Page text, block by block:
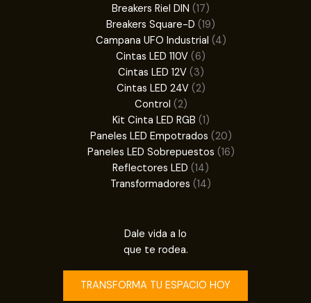
Breakers Riel DIN 1717
productos
Breakers Square-D 1919
productos
Campana UFO Industrial 44
Cintas LED 110V 66
productos
Cintas LED 12V 33
productos
Cintas LED 24V 22
Control 22
productos
Kit Cinta LED RGB 11
producto
Paneles LED Empotrados 2020
productos
Paneles LED Sobrepuestos 1616
Reflectores LED 1414
productos
Transformadores 1414
Dale vida a lo
que te rodea.
TRANSFORMA TU ESPACIO HOY